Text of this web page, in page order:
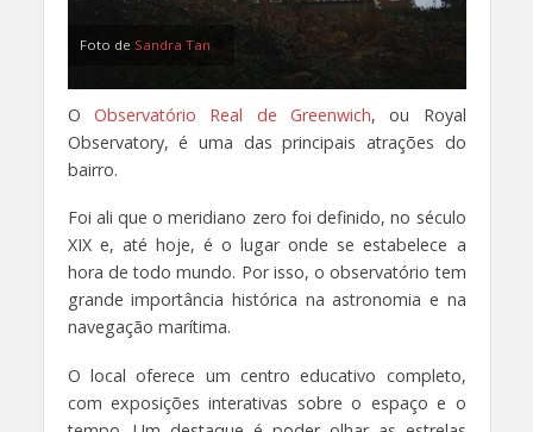
Foto de Sandra Tan
O Observatório Real de Greenwich, ou Royal
Observatory, é uma das principais atrações do
bairro.
Foi ali que o meridiano zero foi definido, no século
XIX e, até hoje, é o lugar onde se estabelece a
hora de todo mundo. Por isso, o observatório tem
grande importância histórica na astronomia e na
navegação marítima.
O local oferece um centro educativo completo,
com exposições interativas sobre o espaço e o